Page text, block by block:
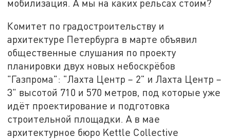
мобилизация. А мы на каких рельсах стоим?
Комитет по градостроительству и
архитектуре Петербурга в марте объявил
общественные слушания по проекту
планировки двух новых небоскрёбов
"Газпрома": "Лахта Центр – 2" и Лахта Центр –
3" высотой 710 и 570 метров, под которые уже
идёт проектирование и подготовка
строительной площадки. А в мае
архитектурное бюро Kettle Collective